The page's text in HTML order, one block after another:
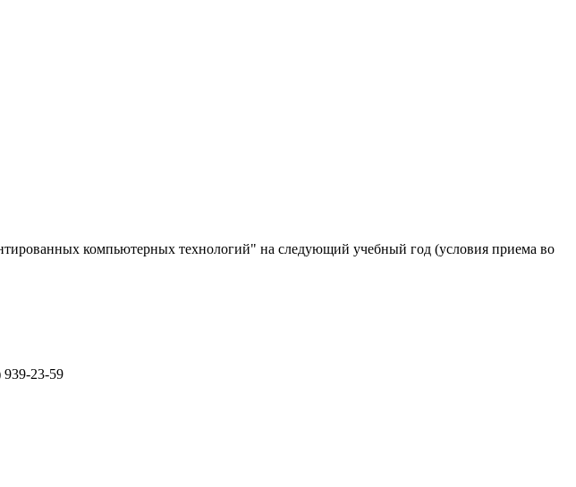
компьютерных технологий" на следующий учебный год (условия приема во
939-23-59